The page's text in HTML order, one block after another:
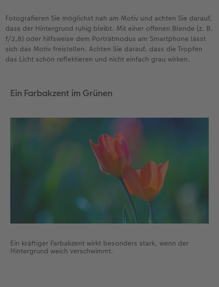
Fotografieren Sie möglichst nah am Motiv und achten Sie darauf,
dass der Hintergrund ruhig bleibt. Mit einer offenen Blende (z. B.
f/2,8) oder hilfsweise dem Porträtmodus am Smartphone lässt
sich das Motiv freistellen. Achten Sie darauf, dass die Tropfen
das Licht schön reflektieren und nicht einfach grau wirken.
Ein Farbakzent im Grünen
Ein kräftiger Farbakzent wirkt besonders stark, wenn der
Hintergrund weich verschwimmt.